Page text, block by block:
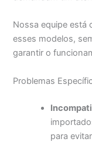
Nossa equipe está
esses modelos,
garantir o
Problemas
para